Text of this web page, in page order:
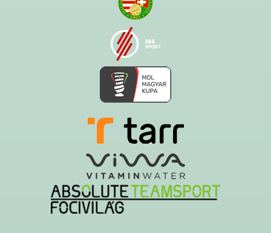
Ezt az oldalt a Hawk System készítette és üzemelteti!